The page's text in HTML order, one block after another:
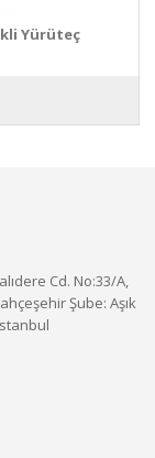
Yürüteç
Cd. No:33/A,
Şube: Aşık